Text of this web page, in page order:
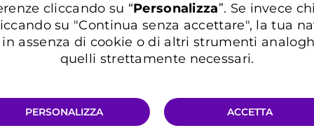
cliccando su “Personalizza”. Se invece
su "Continua senza accettare", la tua
assenza di cookie o di altri strumenti
quelli strettamente necessari.
PERSONALIZZA ACCETTA
Scegli l'offerta più adatta a te